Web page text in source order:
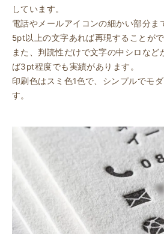
しています。
電話やメールアイコンの細かい部分ま
5pt以上の文字あれば再現することがで
また、判読性だけで文字の中シロなど
ば3pt程度でも実績があります。
印刷色はスミ色1色で、シンプルでモ
す。